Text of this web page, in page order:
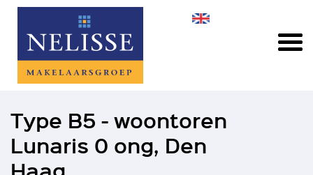
Type B5 - woontoren
Lunaris 0 ong, Den